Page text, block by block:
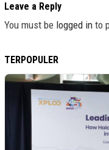
Leave a Reply
You must be logged in to
TERPOPULER